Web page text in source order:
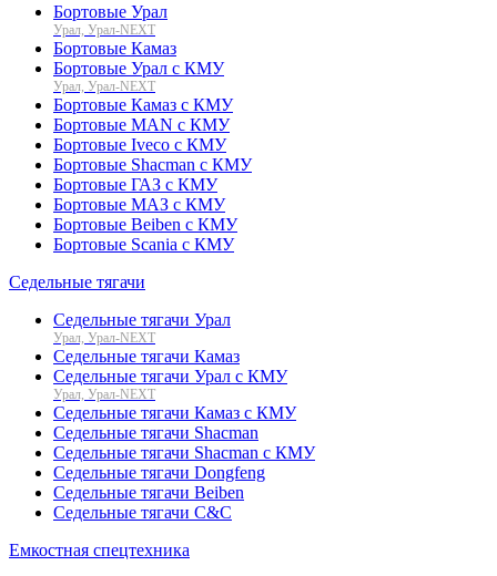
Бортовые Урал
Урал, Урал-NEXT
Бортовые Камаз
Бортовые Урал с КМУ
Урал, Урал-NEXT
Бортовые Камаз с КМУ
Бортовые MAN с КМУ
Бортовые Iveco с КМУ
Бортовые Shacman с КМУ
Бортовые ГАЗ с КМУ
Бортовые МАЗ с КМУ
Бортовые Beiben с КМУ
Бортовые Scania с КМУ
Седельные тягачи
Седельные тягачи Урал
Урал, Урал-NEXT
Седельные тягачи Камаз
Седельные тягачи Урал с КМУ
Урал, Урал-NEXT
Седельные тягачи Камаз с КМУ
Седельные тягачи Shacman
Седельные тягачи Shacman с КМУ
Седельные тягачи Dongfeng
Седельные тягачи Beiben
Седельные тягачи C&C
Емкостная спецтехника